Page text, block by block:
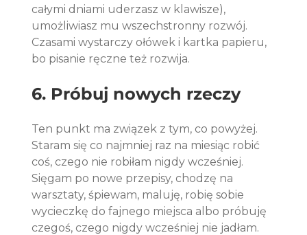
całymi dniami uderzasz w klawisze),
umożliwiasz mu wszechstronny rozwój.
Czasami wystarczy ołówek i kartka papieru,
bo pisanie ręczne też rozwija.
6. Próbuj nowych rzeczy
Ten punkt ma związek z tym, co powyżej.
Staram się co najmniej raz na miesiąc robić
coś, czego nie robiłam nigdy wcześniej.
Sięgam po nowe przepisy, chodzę na
warsztaty, śpiewam, maluję, robię sobie
wycieczkę do fajnego miejsca albo próbuję
czegoś, czego nigdy wcześniej nie jadłam.